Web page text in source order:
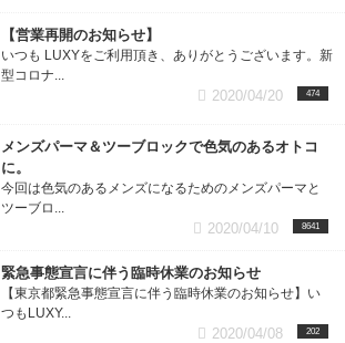
【営業再開のお知らせ】
いつも LUXYをご利用頂き、ありがとうございます。新
型コロナ...
474
2020/04/20
メンズパーマ＆ツーブロックで色気のあるオトコ
に。
今回は色気のあるメンズになるためのメンズパーマと
ツーブロ...
8641
2020/04/10
緊急事態宣言に伴う臨時休業のお知らせ
【東京都緊急事態宣言に伴う臨時休業のお知らせ】い
つもLUXY...
202
2020/04/08